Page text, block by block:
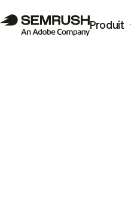
Produit